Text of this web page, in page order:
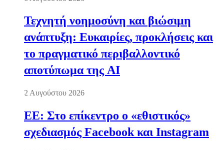
Τεχνητή νοημοσύνη και βιώσιμη
ανάπτυξη: Ευκαιρίες, προκλήσεις και
το πραγματικό περιβαλλοντικό
αποτύπωμα της AI
2 Αυγούστου 2026
ΕΕ: Στο επίκεντρο ο «εθιστικός»
σχεδιασμός Facebook και Instagram